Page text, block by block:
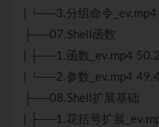
| └──3.分组命令
├──07.Shell函数
| ├──1.函数_ev.mp4
| └──2.参数_ev.mp4
├──08.Shell扩展基础
| ├──1.花括号扩展